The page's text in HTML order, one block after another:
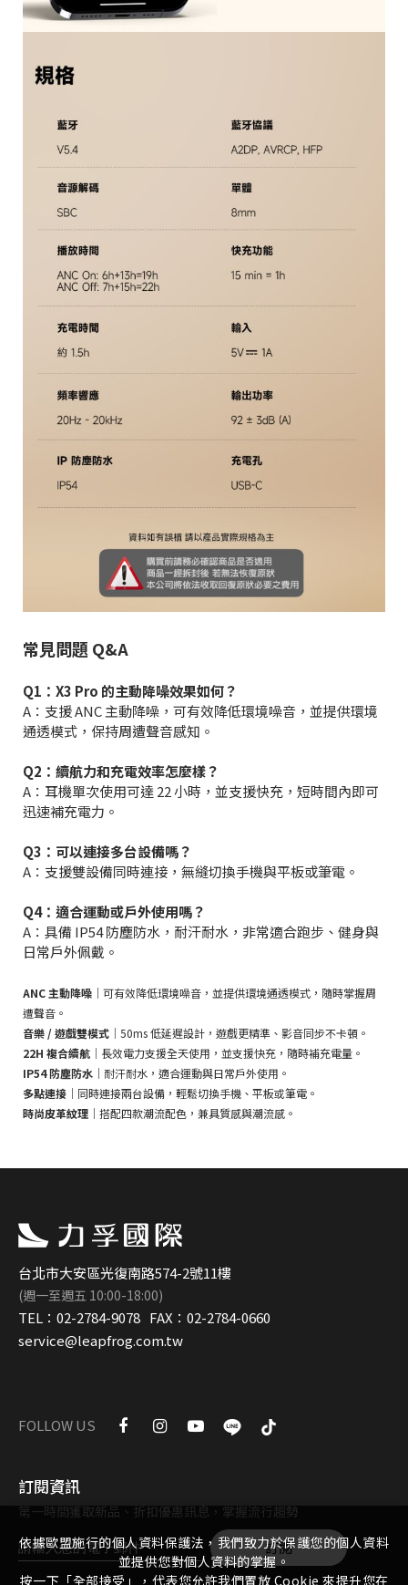
常見問題 Q&A
Q1：X3 Pro 的主動降噪效果如何？
A：支援 ANC 主動降噪，可有效降低環境噪音，並提供環境
通透模式，保持周遭聲音感知。
Q2：續航力和充電效率怎麼樣？
A：耳機單次使用可達 22 小時，並支援快充，短時間內即可
迅速補充電力。
Q3：可以連接多台設備嗎？
A：支援雙設備同時連接，無縫切換手機與平板或筆電。
Q4：適合運動或戶外使用嗎？
A：具備 IP54 防塵防水，耐汗耐水，非常適合跑步、健身與
日常戶外佩戴。
ANC 主動降噪 ｜可有效降低環境噪音，並提供環境通透模式，隨時掌握周
遭聲音。
音樂 / 遊戲雙模式 ｜50ms 低延遲設計，遊戲更精準、影音同步不卡頓。
22H 複合續航 ｜長效電力支援全天使用，並支援快充，隨時補充電量。
IP54 防塵防水 ｜耐汗耐水，適合運動與日常戶外使用。
多點連接 ｜同時連接兩台設備，輕鬆切換手機、平板或筆電。
時尚皮革紋理 ｜搭配四款潮流配色，兼具質感與潮流感。
訂閱資訊
第一時間獲取新品、折扣優惠訊息，掌握流行趨勢
訂閱
台北市大安區光復南路574-2號11樓
(週一至週五 10:00-18:00)
TEL： 02-2784-9078 FAX： 02-2784-0660
service@leapfrog.com.tw
FOLLOW US
依據歐盟施行的個人資料保護法，我們致力於保護您的個人資料
並提供您對個人資料的掌握。
按一下「全部接受」，代表您允許我們置放 Cookie 來提升您在